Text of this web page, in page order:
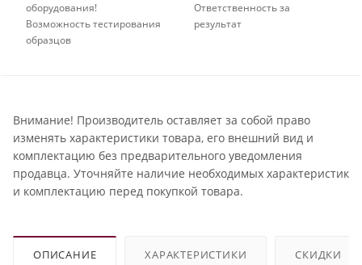
оборудования!
Возможность тестирования
образцов
Ответственность за
результат
Внимание! Производитель оставляет за собой право
изменять характеристики товара, его внешний вид и
комплектацию без предварительного уведомления
продавца. Уточняйте наличие необходимых характеристик
и комплектацию перед покупкой товара.
ОПИСАНИЕ ХАРАКТЕРИСТИКИ СКИДКИ